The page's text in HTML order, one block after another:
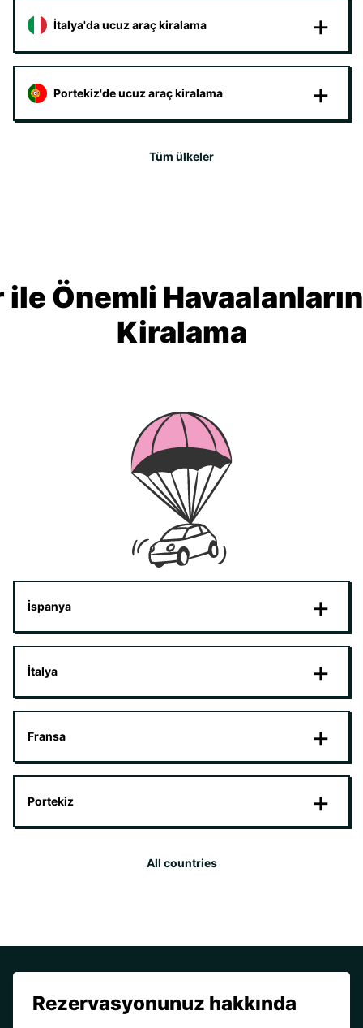
İtalya'da ucuz araç kiralama
Portekiz'de ucuz araç kiralama
Tüm ülkeler
Önemli
Kiralama
İspanya
İtalya
Fransa
Portekiz
All countries
Rezervasyonunuz hakkında